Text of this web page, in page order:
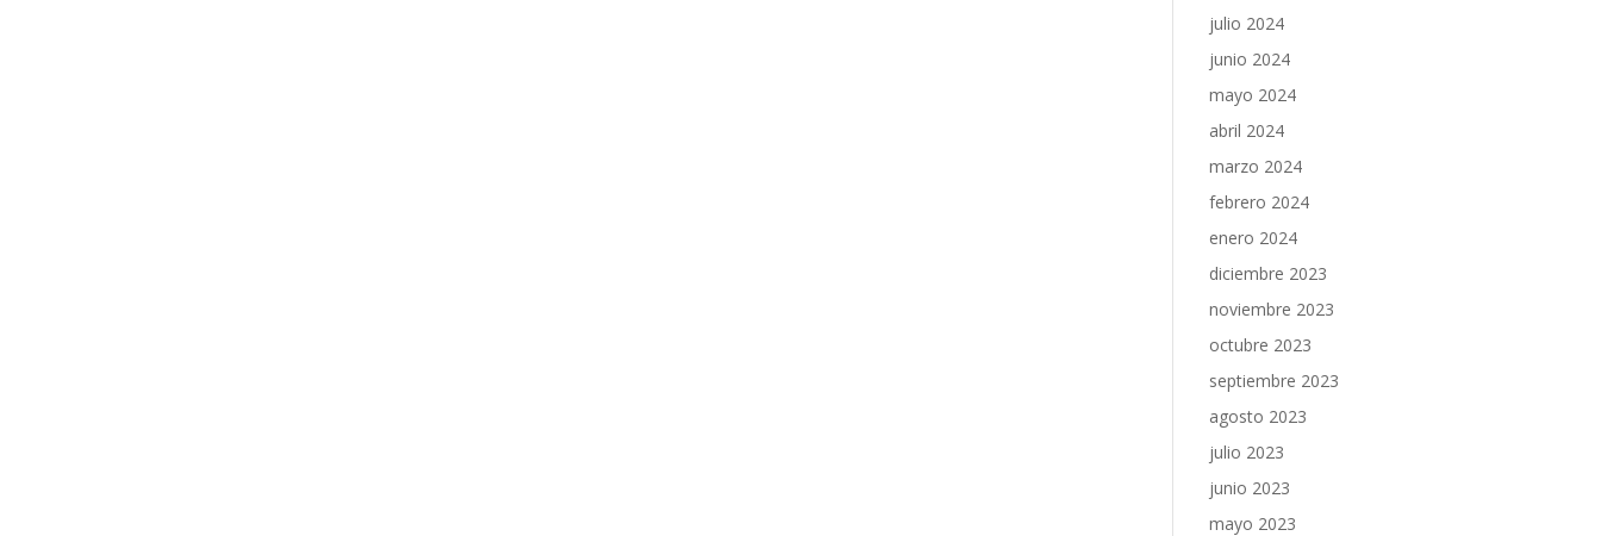
julio 2024
junio 2024
mayo 2024
abril 2024
marzo 2024
febrero 2024
enero 2024
diciembre 2023
noviembre 2023
octubre 2023
septiembre 2023
agosto 2023
julio 2023
junio 2023
mayo 2023